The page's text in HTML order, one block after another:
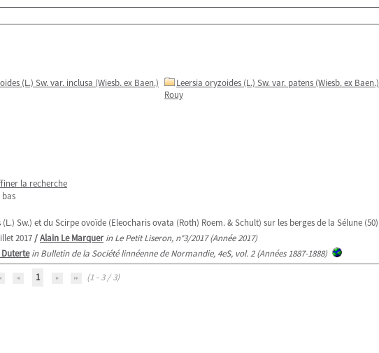
(L.) Sw. var. inclusa (Wiesb. ex Baen.)
Leersia oryzoides (L.) Sw. var. patens (Wiesb. ex Baen.)
Rouy
la recherche
bas
Sw.) et du Scirpe ovoïde (Eleocharis ovata (Roth) Roem. & Schult) sur les berges de la Sélune (50)
2017/Alain Le Marquer in Le Petit Liseron, n°3/2017 (Année 2017)
in Bulletin de la Société linnéenne de Normandie, 4eS, vol. 2 (Années 1887-1888)
1
(1 - 3 / 3)